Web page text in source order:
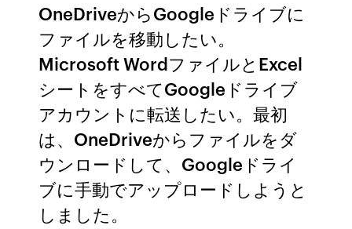
OneDriveからGoogleドライブに
ファイルを移動したい。
Microsoft WordファイルとExcel
シートをすべてGoogleドライブ
アカウントに転送したい。最初
は、OneDriveからファイルをダ
ウンロードして、Googleドライ
ブに手動でアップロードしようと
しました。